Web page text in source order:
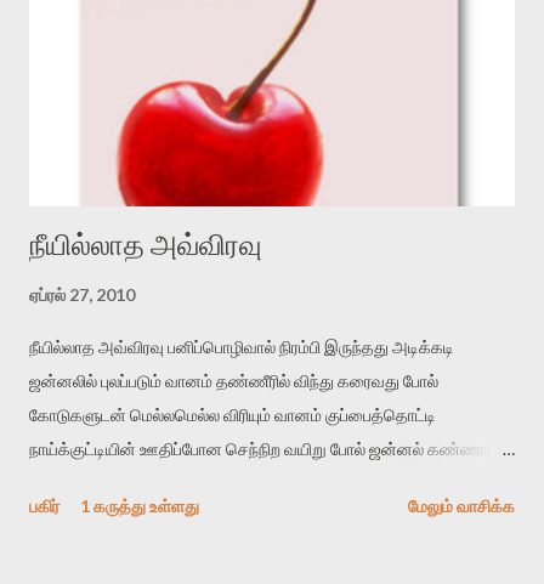
நீயில்லாத அவ்விரவு
ஏப்ரல் 27, 2010
நீயில்லாத அவ்விரவு பனிப்பொழிவால் நிரம்பி இருந்தது அடிக்கடி
ஜன்னலில் புலப்படும் வானம் தண்ணீரில் விந்து கரைவது போல்
கோடுகளுடன் மெல்லமெல்ல விரியும் வானம் குப்பைத்தொட்டி
நாய்க்குட்டியின் ஊதிப்போன செந்நிற வயிறு போல் ஜன்னல் கண்ணாடி
குருடாகிறது கனிந்த மாம்பழம் ஒன்று மஞ்சளாய் ஜன்னல் மேல் வழிந்து
பகிர் 1 கருத்து உள்ளது மேலும் வாசிக்க